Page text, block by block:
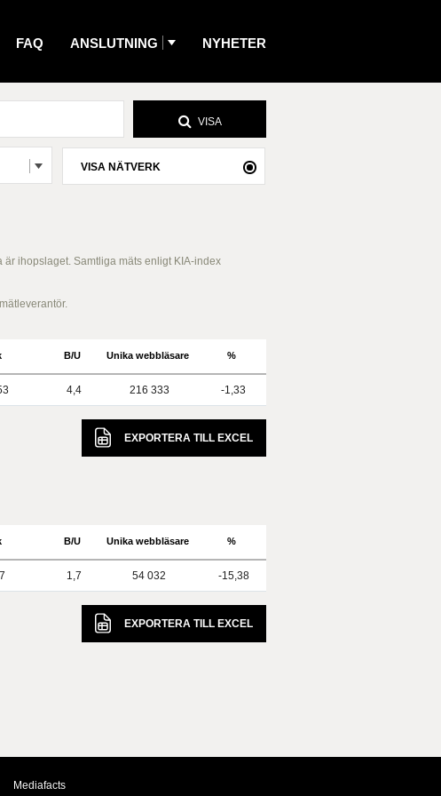
FAQ ANSLUTNING NYHETER
VISA
VISA NÄTVERK
ihopslaget. Samtliga mäts enligt KIA-index
B/U Unika webbläsare %
4,4 216 333 -1,33
EXPORTERA TILL EXCEL
B/U Unika webbläsare %
1,7 54 032 -15,38
EXPORTERA TILL EXCEL
Mediafacts